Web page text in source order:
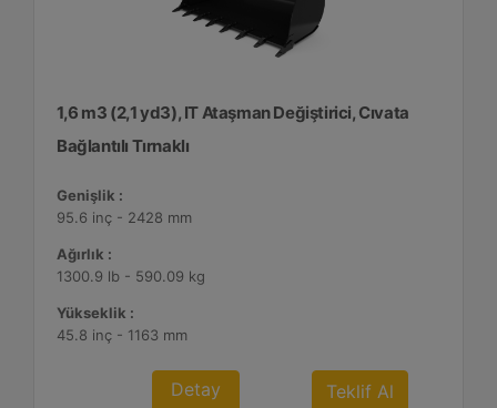
1,6 m3 (2,1 yd3), IT Ataşman Değiştirici, Cıvata
Bağlantılı Tırnaklı
Genişlik :
95.6 inç - 2428 mm
Ağırlık :
1300.9 lb - 590.09 kg
Yükseklik :
45.8 inç - 1163 mm
Detay Teklif Al